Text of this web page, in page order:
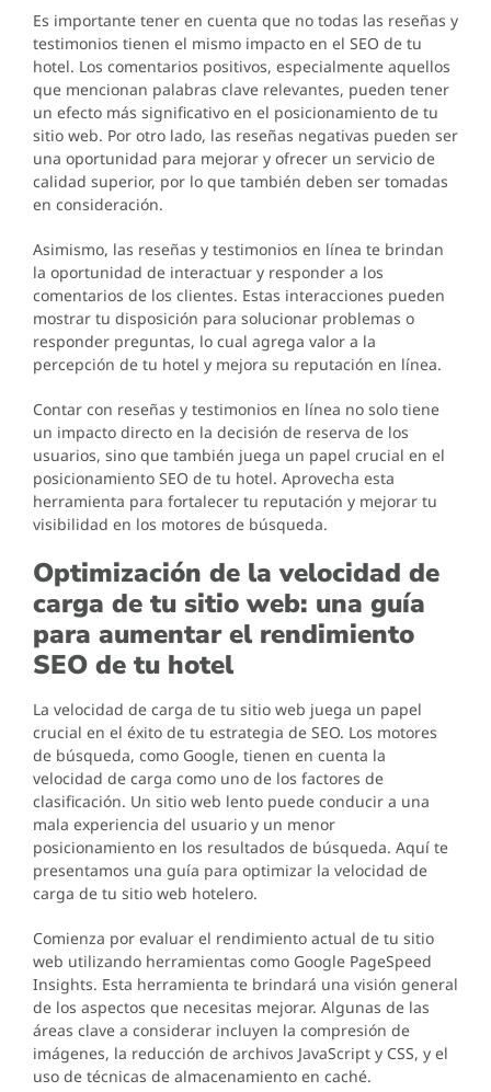
Es importante tener en cuenta que no todas las reseñas y
testimonios tienen el mismo impacto en el SEO de tu
hotel. Los comentarios positivos, especialmente aquellos
que mencionan palabras clave relevantes, pueden tener
un efecto más significativo en el posicionamiento de tu
sitio web. Por otro lado, las reseñas negativas pueden ser
una oportunidad para mejorar y ofrecer un servicio de
calidad superior, por lo que también deben ser tomadas
en consideración.
Asimismo, las reseñas y testimonios en línea te brindan
la oportunidad de interactuar y responder a los
comentarios de los clientes. Estas interacciones pueden
mostrar tu disposición para solucionar problemas o
responder preguntas, lo cual agrega valor a la
percepción de tu hotel y mejora su reputación en línea.
Contar con reseñas y testimonios en línea no solo tiene
un impacto directo en la decisión de reserva de los
usuarios, sino que también juega un papel crucial en el
posicionamiento SEO de tu hotel. Aprovecha esta
herramienta para fortalecer tu reputación y mejorar tu
visibilidad en los motores de búsqueda.
Optimización de la velocidad de
carga de tu sitio web: una guía
para aumentar el rendimiento
SEO de tu hotel
La velocidad de carga de tu sitio web juega un papel
crucial en el éxito de tu estrategia de SEO. Los motores
de búsqueda, como Google, tienen en cuenta la
velocidad de carga como uno de los factores de
clasificación. Un sitio web lento puede conducir a una
mala experiencia del usuario y un menor
posicionamiento en los resultados de búsqueda. Aquí te
presentamos una guía para optimizar la velocidad de
carga de tu sitio web hotelero.
Comienza por evaluar el rendimiento actual de tu sitio
web utilizando herramientas como Google PageSpeed
Insights. Esta herramienta te brindará una visión general
de los aspectos que necesitas mejorar. Algunas de las
áreas clave a considerar incluyen la compresión de
imágenes, la reducción de archivos JavaScript y CSS, y el
uso de técnicas de almacenamiento en caché.